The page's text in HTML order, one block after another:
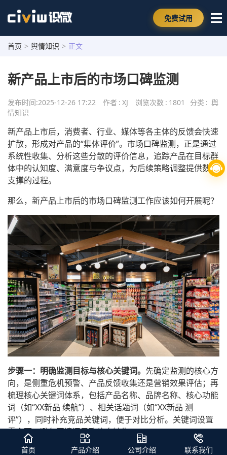
免费试用
首页 > 舆情知识 > 正文
新产品上市后的市场口碑监测
发布时间:2025-12-26 17:22 作者 : XJ 浏览次数 : 1801 分类 : 舆
情知识
新产品上市后，消费者、行业、媒体等各主体的反馈会快速
扩散，形成对产品的“集体评价”。市场口碑监测，正是通过
系统性收集、分析这些分散的评价信息，追踪产品在目标群
体中的认知度、满意度与争议点，为后续策略调整提供数据
支撑的过程。
那么，新产品上市后的市场口碑监测工作应该如何开展呢？
步骤一：明确监测目标与核心关键词。 先确定监测的核心方
向，是侧重危机预警、产品反馈收集还是营销效果评估；再
梳理核心关键词体系，包括产品名称、品牌名称、核心功能
词（如“XX新品 续航”）、相关话题词（如“XX新品 测
评”），同时补充竞品关键词，便于对比分析。关键词设置
需全面，避免因遗漏导致信息缺失。
步骤二：选择合适的监测工具并完成配置。
结合企业规模选
首页 产品介绍 公司介绍 联系我们